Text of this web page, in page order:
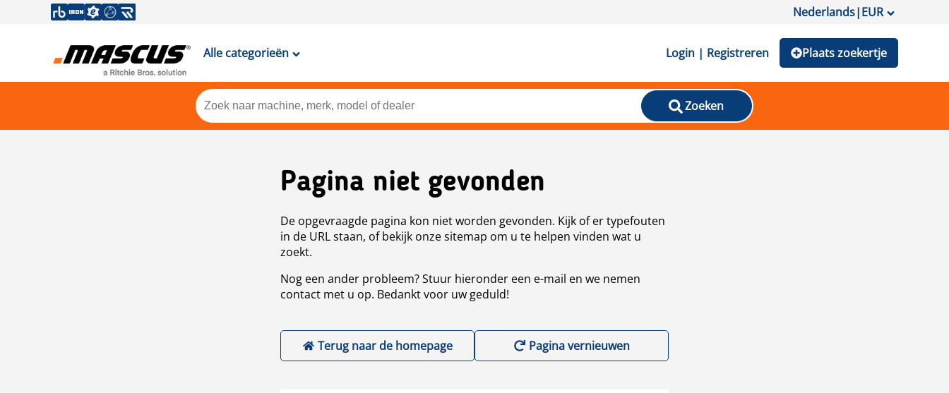
Nederlands|EUR
Alle categorieën Login | Registreren Plaats zoekertje
Zoeken
Pagina niet gevonden
De opgevraagde pagina kon niet worden gevonden. Kijk of er typefouten
in de URL staan, of bekijk onze sitemap om u te helpen vinden wat u
zoekt.
Nog een ander probleem? Stuur hieronder een e-mail en we nemen
contact met u op. Bedankt voor uw geduld!
Terug naar de homepage Pagina vernieuwen